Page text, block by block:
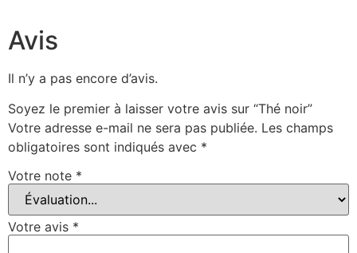
Avis
Il n’y a pas encore d’avis.
Soyez le premier à laisser votre avis sur “Thé noir”
Votre adresse e-mail ne sera pas publiée. Les champs
obligatoires sont indiqués avec *
Votre note *
Votre avis *